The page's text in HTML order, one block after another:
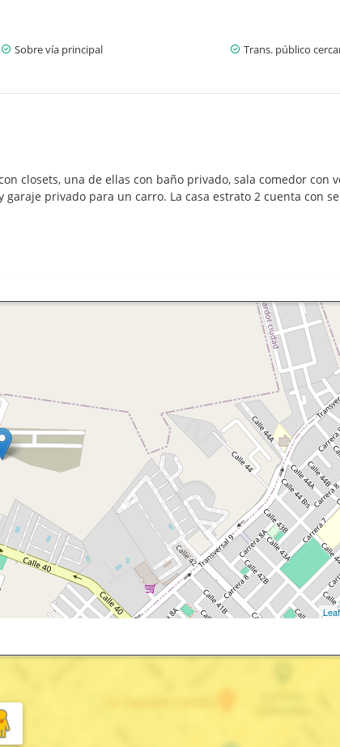
Sobre vía principal
Trans. público
closets, una de ellas con baño privado, sala comedor con
privado para un carro. La casa estrato 2 cuenta con